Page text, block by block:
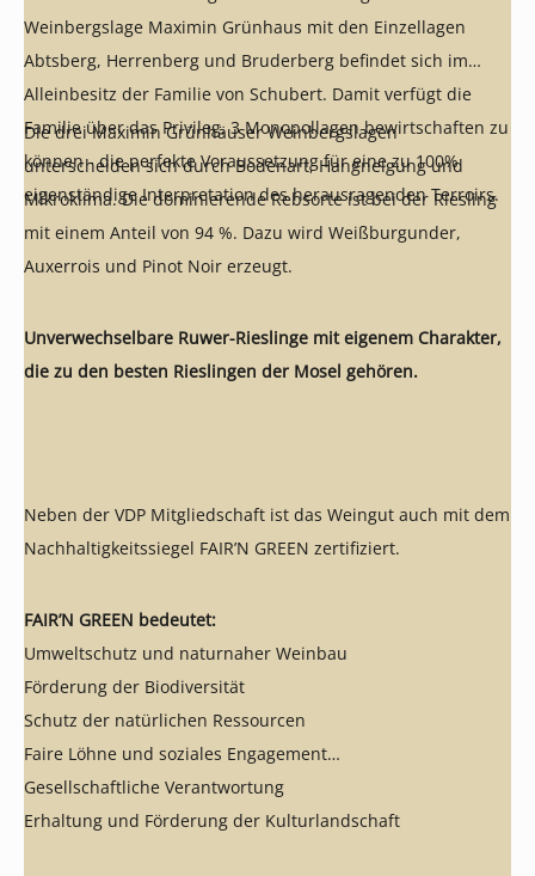
Weinbergslage Maximin Grünhaus mit den Einzellagen
Abtsberg, Herrenberg und Bruderberg befindet sich im
Alleinbesitz der Familie von Schubert. Damit verfügt die
Familie über das Privileg, 3 Monopollagen bewirtschaften zu
können - die perfekte Voraussetzung für eine zu 100%
eigenständige Interpretation des herausragenden Terroirs.
Die drei Maximin Grünhäuser Weinbergslagen
unterscheiden sich durch Bodenart, Hangneigung und
Mikroklima. Die dominierende Rebsorte ist bei der Riesling
mit einem Anteil von 94 %. Dazu wird Weißburgunder,
Auxerrois und Pinot Noir erzeugt.
Unverwechselbare Ruwer-Rieslinge mit eigenem Charakter,
die zu den besten Rieslingen der Mosel gehören.
Neben der VDP Mitgliedschaft ist das Weingut auch mit dem
Nachhaltigkeitssiegel FAIR’N GREEN zertifiziert.
FAIR’N GREEN bedeutet:
Umweltschutz und naturnaher Weinbau
Förderung der Biodiversität
Schutz der natürlichen Ressourcen
Faire Löhne und soziales Engagement
Gesellschaftliche Verantwortung
Erhaltung und Förderung der Kulturlandschaft